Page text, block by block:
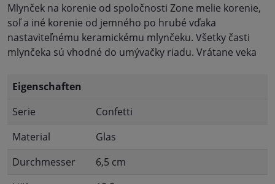
Mlynček na korenie od spoločnosti Zone melie korenie,
soľ a iné korenie od jemného po hrubé vďaka
nastaviteľnému keramickému mlynčeku. Všetky časti
mlynčeka sú vhodné do umývačky riadu. Vrátane veka
Eigenschaften
Serie
Confetti
Material
Glas
Durchmesser
6,5 cm